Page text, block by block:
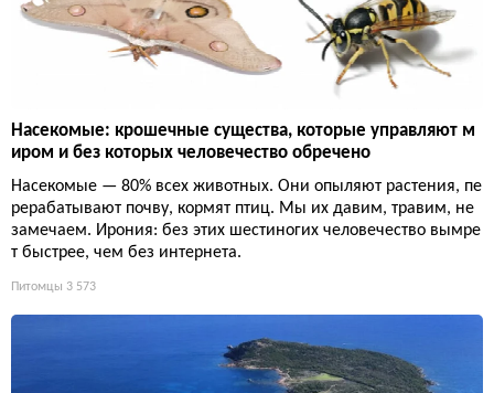
Насекомые: крошечные существа, которые управляют м
иром и без которых человечество обречено
Насекомые — 80% всех животных. Они опыляют растения, пе
рерабатывают почву, кормят птиц. Мы их давим, травим, не
замечаем. Ирония: без этих шестиногих человечество вымре
т быстрее, чем без интернета.
Питомцы 3 573